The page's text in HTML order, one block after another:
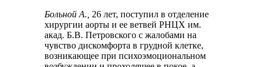
Больной А., 26 лет, поступил в отделение
хирургии аорты и ее ветвей РНЦХ им.
акад. Б.В. Петровского с жалобами на
чувство дискомфорта в грудной клетке,
возникающее при психоэмоциональном